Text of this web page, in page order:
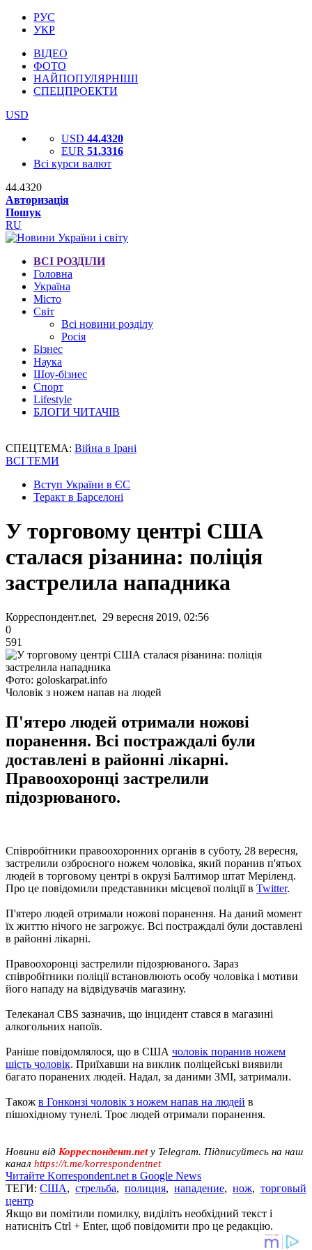
РУС
УКР
ВІДЕО
ФОТО
НАЙПОПУЛЯРНІШІ
СПЕЦПРОЕКТИ
USD
USD 44.4320
EUR 51.3316
Всі курси валют
44.4320
Авторизація
Пошук
RU
ВСІ РОЗДІЛИ
Головна
Україна
Місто
Світ
Всі новини розділу
Росія
Бізнес
Наука
Шоу-бізнес
Спорт
Lifestyle
БЛОГИ ЧИТАЧІВ
СПЕЦТЕМА: Війна в Ірані
ВСІ ТЕМИ
Вступ України в ЄС
Теракт в Барселоні
У торговому центрі США
сталася різанина: поліція
застрелила нападника
Корреспондент.net, 29 вересня 2019, 02:56
0
591
Фото: goloskarpat.info
Чоловік з ножем напав на людей
П'ятеро людей отримали ножові
поранення. Всі постраждалі були
доставлені в районні лікарні.
Правоохоронці застрелили
підозрюваного.
Співробітники правоохоронних органів в суботу, 28 вересня,
застрелили озброєного ножем чоловіка, який поранив п'ятьох
людей в торговому центрі в окрузі Балтимор штат Меріленд.
Про це повідомили представники місцевої поліції в Twitter.
П'ятеро людей отримали ножові поранення. На даний момент
їх життю нічого не загрожує. Всі постраждалі були доставлені
в районні лікарні.
Правоохоронці застрелили підозрюваного. Зараз
співробітники поліції встановлюють особу чоловіка і мотиви
його нападу на відвідувачів магазину.
Телеканал CBS зазначив, що інцидент стався в магазині
алкогольних напоїв.
Раніше повідомлялося, що в США чоловік поранив ножем
шість чоловік. Приїхавши на виклик поліцейські виявили
багато поранених людей. Надал, за даними ЗМІ, затримали.
Також в Гонконзі чоловік з ножем напав на людей в
пішохідному тунелі. Троє людей отримали поранення.
Новини від Корреспондент.netу Telegram. Підписуйтесь на наш
канал https://t.me/korrespondentnet
Читайте Korrespondent.net в Google News
ТЕГИ: США, стрельба, полиция, нападение, нож, торговый
центр
Якщо ви помітили помилку, виділіть необхідний текст і
натисніть Ctrl + Enter, щоб повідомити про це редакцію.